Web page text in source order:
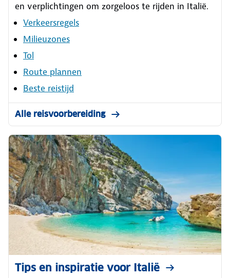
en verplichtingen om zorgeloos te rijden in Italië.
Verkeersregels
Milieuzones
Tol
Route plannen
Beste reistijd
Alle reisvoorbereiding
Tips en inspiratie voor Italië